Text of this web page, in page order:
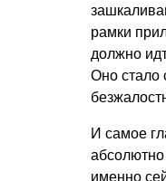
рамки
должно
Оно стало
И самое
именно